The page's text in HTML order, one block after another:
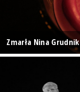
Zmarła Nina Grudnik